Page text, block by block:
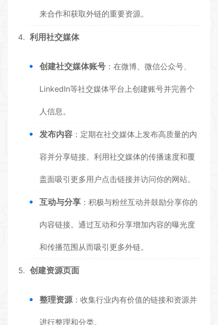
来合作和获取外链的重要资源。
利用社交媒体
创建社交媒体账号 ：在微博、微信公众号、
LinkedIn等社交媒体平台上创建账号并完善个
人信息。
发布内容 ：定期在社交媒体上发布高质量的内
容并分享链接。利用社交媒体的传播速度和覆
盖面吸引更多用户点击链接并访问你的网站。
互动与分享 ：积极与粉丝互动并鼓励分享你的
内容链接。通过互动和分享增加内容的曝光度
和传播范围从而吸引更多外链。
创建资源页面
整理资源 ：收集行业内有价值的链接和资源并
进行整理和分类。